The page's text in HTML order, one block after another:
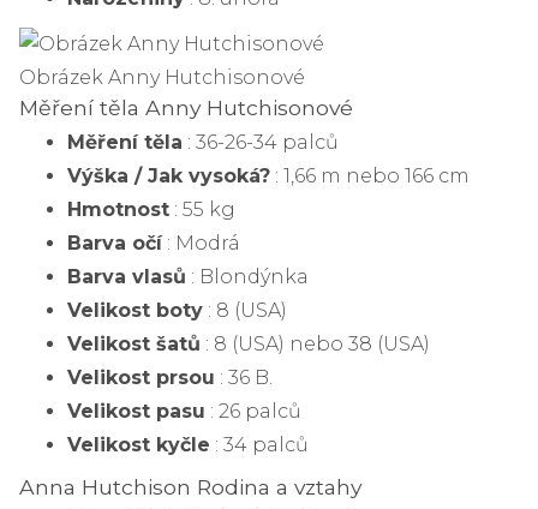
Obrázek Anny Hutchisonové
Měření těla Anny Hutchisonové
Měření těla : 36-26-34 palců
Výška / Jak vysoká? : 1,66 m nebo 166 cm
Hmotnost : 55 kg
Barva očí: Modrá
Barva vlasů : Blondýnka
Velikost boty : 8 (USA)
Velikost šatů : 8 (USA) nebo 38 (USA)
Velikost prsou : 36 B.
Velikost pasu : 26 palců
Velikost kyčle : 34 palců
Anna Hutchison Rodina a vztahy